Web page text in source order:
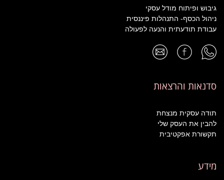
גיבוש ופיתוח מודל עסקי
ניהול הכסף- התנהלות פיננסית
עבודת תודעתית והנעה לפעולה
סדנאות והרצאות
תודה עסקית מנצחת
להבין את העסק שלי
תקשורת אפקטיבית
מידע